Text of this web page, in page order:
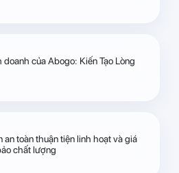
doanh của Abogo: Kiến Tạo Lòng
an toàn thuận tiện linh hoạt và giá
chất lượng